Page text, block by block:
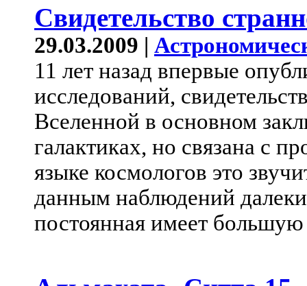
Свидетельство
29.03.2009 |
11 лет назад впервые
исследований,
Вселенной в основном
галактиках, но связана с
языке космологов это
данным наблюдений
постоянная имеет